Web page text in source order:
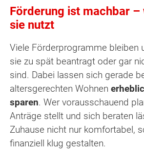
Förderung ist machbar –
sie nutzt
Viele Förderprogramme bleiben
sie zu spät beantragt oder gar
sind. Dabei lassen sich gerade
altersgerechten Wohnen
sparen. Wer vorausschauend
Anträge stellt und sich beraten
Zuhause nicht nur komfortabel,
finanziell klug gestalten.